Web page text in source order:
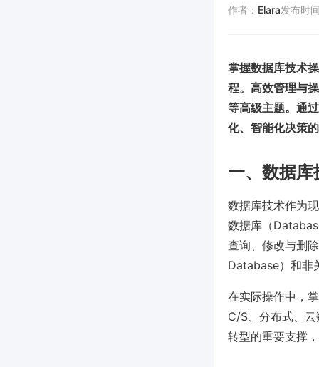
作者： Elara发布时
掌握数据库技术
程。高效管理与
等高级主题。通
化、智能化决策
一、数据
数据库技术作为
数据库（
查询、修改与删
Database）和非
在实际操作中，
C/S、分布式、
转型的重要支撑